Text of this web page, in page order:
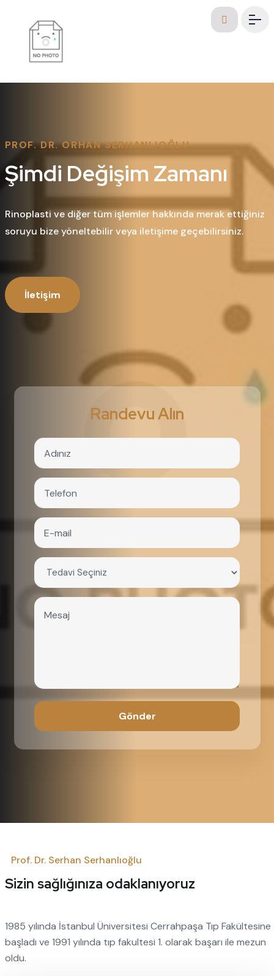
PROF. DR. ORHAN SERHANLIOĞLU
Şimdi Değişim Zamanı
Rinoplasti ve diğer tüm işlemler hakkında merak ettiğiniz
soruyu bize yöneltebilir veya iletişime geçebilirsiniz.
İletişim
Randevu Alın
Gönder
Prof. Dr. Serhan Serhanlıoğlu
Sizin sağlığınıza odaklanıyoruz
1985 yılında İstanbul Üniversitesi Cerrahpaşa Tıp Fakültesine
başladı ve 1991 yılında tıp fakultesi 1. olarak başarı ile mezun
oldu.